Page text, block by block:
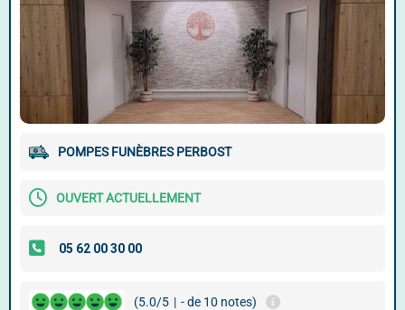
POMPES FUNÈBRES PERBOST
OUVERT ACTUELLEMENT
(5.0/5 | - de 10 notes)